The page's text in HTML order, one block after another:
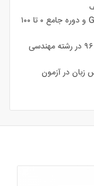
خالق دوره های پریمیوم GRE و دوره جامع ۰ تا ۱۰۰
رتبه ۹ کنکور سراسری دکتری ۹۶ در رشته مهندسی
% در درس زبان در آزمون